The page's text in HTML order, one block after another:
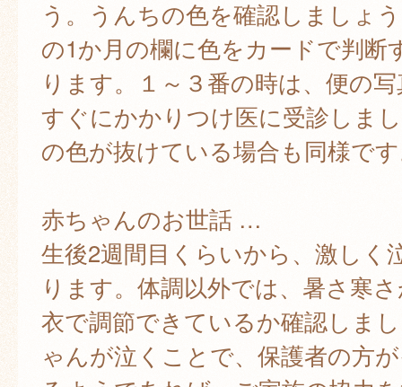
う。うんちの色を確認しましょ
の1か月の欄に色をカードで判断
ります。１～３番の時は、便の
すぐにかかりつけ医に受診しま
の色が抜けている場合も同様で
赤ちゃんのお世話 …
生後2週間目くらいから、激しく
ります。体調以外では、暑さ寒
衣で調節できているか確認しま
ゃんが泣くことで、保護者の方